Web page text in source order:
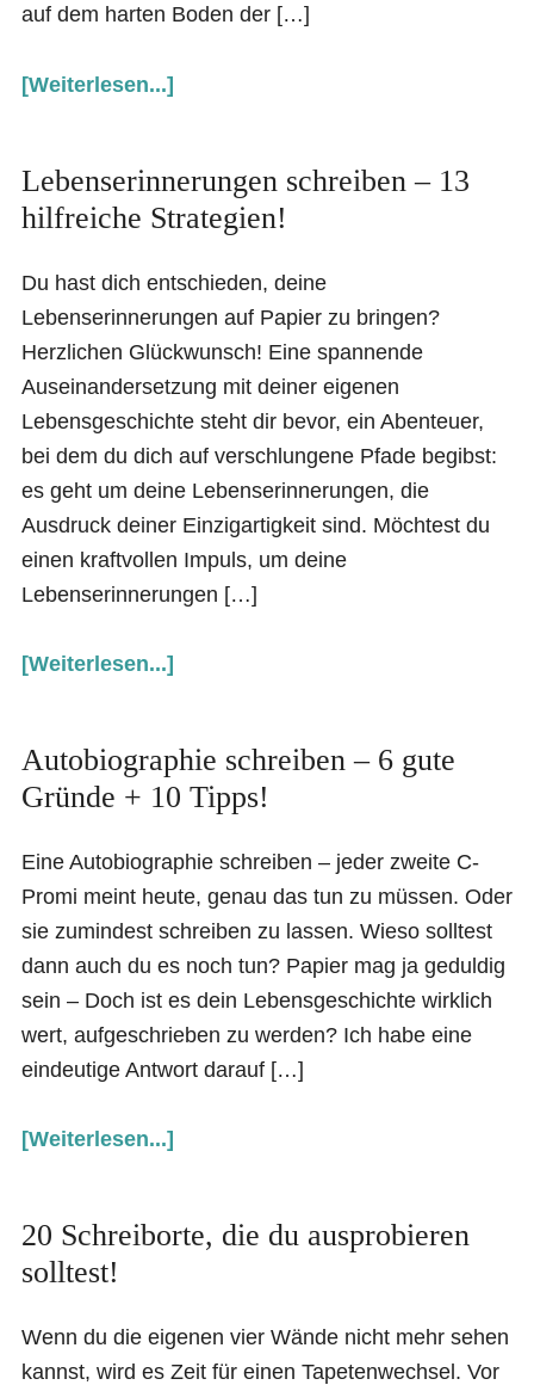
auf dem harten Boden der […]
[Weiterlesen...]
Lebenserinnerungen schreiben – 13
hilfreiche Strategien!
Du hast dich entschieden, deine
Lebenserinnerungen auf Papier zu bringen?
Herzlichen Glückwunsch! Eine spannende
Auseinandersetzung mit deiner eigenen
Lebensgeschichte steht dir bevor, ein Abenteuer,
bei dem du dich auf verschlungene Pfade begibst:
es geht um deine Lebenserinnerungen, die
Ausdruck deiner Einzigartigkeit sind. Möchtest du
einen kraftvollen Impuls, um deine
Lebenserinnerungen […]
[Weiterlesen...]
Autobiographie schreiben – 6 gute
Gründe + 10 Tipps!
Eine Autobiographie schreiben – jeder zweite C-
Promi meint heute, genau das tun zu müssen. Oder
sie zumindest schreiben zu lassen. Wieso solltest
dann auch du es noch tun? Papier mag ja geduldig
sein – Doch ist es dein Lebensgeschichte wirklich
wert, aufgeschrieben zu werden? Ich habe eine
eindeutige Antwort darauf […]
[Weiterlesen...]
20 Schreiborte, die du ausprobieren
solltest!
Wenn du die eigenen vier Wände nicht mehr sehen
kannst, wird es Zeit für einen Tapetenwechsel. Vor